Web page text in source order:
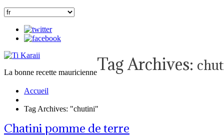
La bonne recette mauricienneTag Archives:
Accueil
Tag Archives: "chutini"
Chatini pomme de terre